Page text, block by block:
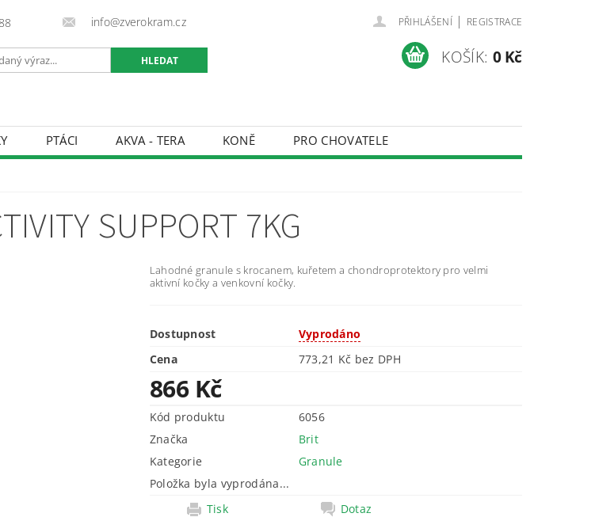
info@zverokram.cz PŘIHLÁŠENÍ | REGISTRACE
KOŠÍK: 0 Kč
PTÁCI AKVA - TERA KONĚ
PRO CHOVATELE
SUPPORT 7KG
Lahodné granule s krocanem, kuřetem a chondroprotektory pro velmi
aktivní kočky a venkovní kočky.
Dostupnost
Vyprodáno
Cena
773,21 Kč bez DPH
866 Kč
Kód produktu
6056
Značka
Brit
Kategorie
Granule
Položka byla vyprodána...
Tisk
Dotaz